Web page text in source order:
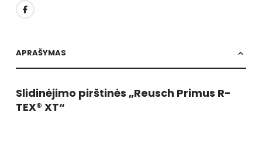
APRAŠYMAS
Slidinėjimo pirštinės „Reusch Primus R-
TEX® XT“